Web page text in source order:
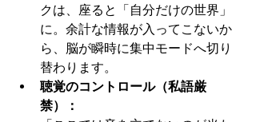
クは、座ると「自分だけの世界」
に。余計な情報が入ってこないか
ら、脳が瞬時に集中モードへ切り
替わります。
聴覚のコントロール（私語厳
禁）：